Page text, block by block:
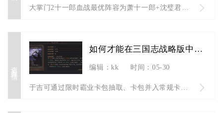
大掌门2十一郎血战最优阵容为萧十一郎+沈璧君+楚留香+薛衣人...
查看详情
如何才能在三国志战略版中获得与使用于吉
编辑：kk 时间：05-30